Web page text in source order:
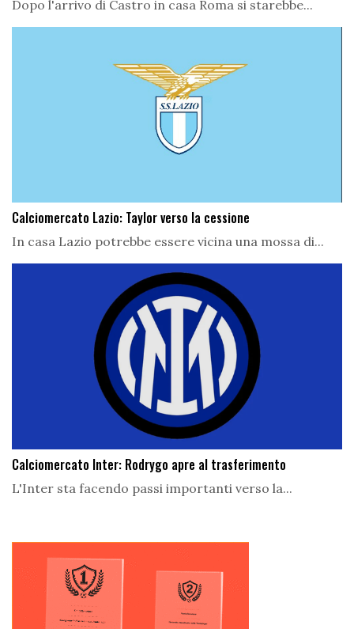
Dopo l'arrivo di Castro in casa Roma si starebbe...
Calciomercato Lazio: Taylor verso la cessione
In casa Lazio potrebbe essere vicina una mossa di...
Calciomercato Inter: Rodrygo apre al trasferimento
L'Inter sta facendo passi importanti verso la...